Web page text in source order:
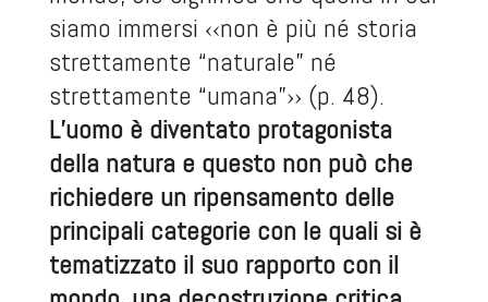
siamo immersi ‹‹non è più né storia
strettamente “naturale” né
strettamente “umana”›› (p. 48).
L’uomo è diventato protagonista
della natura e questo non può che
richiedere un ripensamento delle
principali categorie con le quali si è
tematizzato il suo rapporto con il